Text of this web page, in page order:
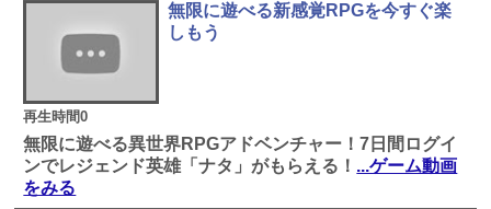
再生時間0
無限に遊べる新感覚RPGを今すぐ楽
しもう
無限に遊べる異世界RPGアドベンチャー！7日間ログイ
ンでレジェンド英雄「ナタ」がもらえる！ ...ゲーム動画
をみる